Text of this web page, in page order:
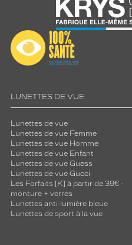
LUNETTES DE VUE
Lunettes de vue
Lunettes de vue Femme
Lunettes de vue Homme
Lunettes de vue Enfant
Lunettes de vue Guess
Lunettes de vue Gucci
Les Forfaits [K] à partir de 39€ -
monture + verres
Lunettes anti-lumière bleue
Lunettes de sport à la vue